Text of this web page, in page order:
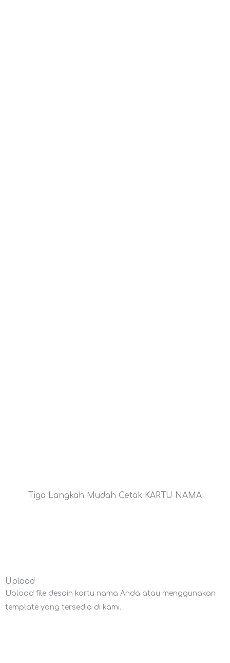
Tiga Langkah Mudah Cetak KARTU NAMA
Upload
Upload file desain kartu nama Anda atau menggunakan
template yang tersedia di kami.